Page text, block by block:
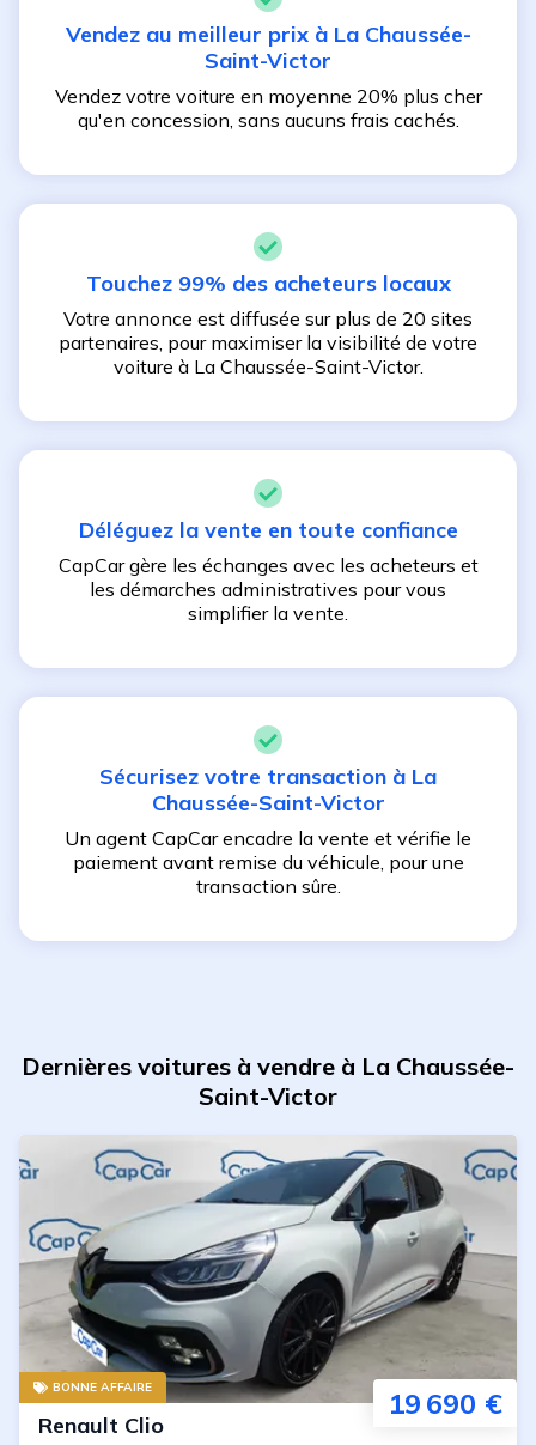
Vendez au meilleur prix à La Chaussée-
Saint-Victor
Vendez votre voiture en moyenne 20% plus cher
qu'en concession, sans aucuns frais cachés.
Touchez 99% des acheteurs locaux
Votre annonce est diffusée sur plus de 20 sites
partenaires, pour maximiser la visibilité de votre
voiture à La Chaussée-Saint-Victor.
Déléguez la vente en toute confiance
CapCar gère les échanges avec les acheteurs et
les démarches administratives pour vous
simplifier la vente.
Sécurisez votre transaction à La
Chaussée-Saint-Victor
Un agent CapCar encadre la vente et vérifie le
paiement avant remise du véhicule, pour une
transaction sûre.
Dernières voitures à vendre à La Chaussée-
Saint-Victor
BONNE AFFAIRE 19 690 €
Renault Clio